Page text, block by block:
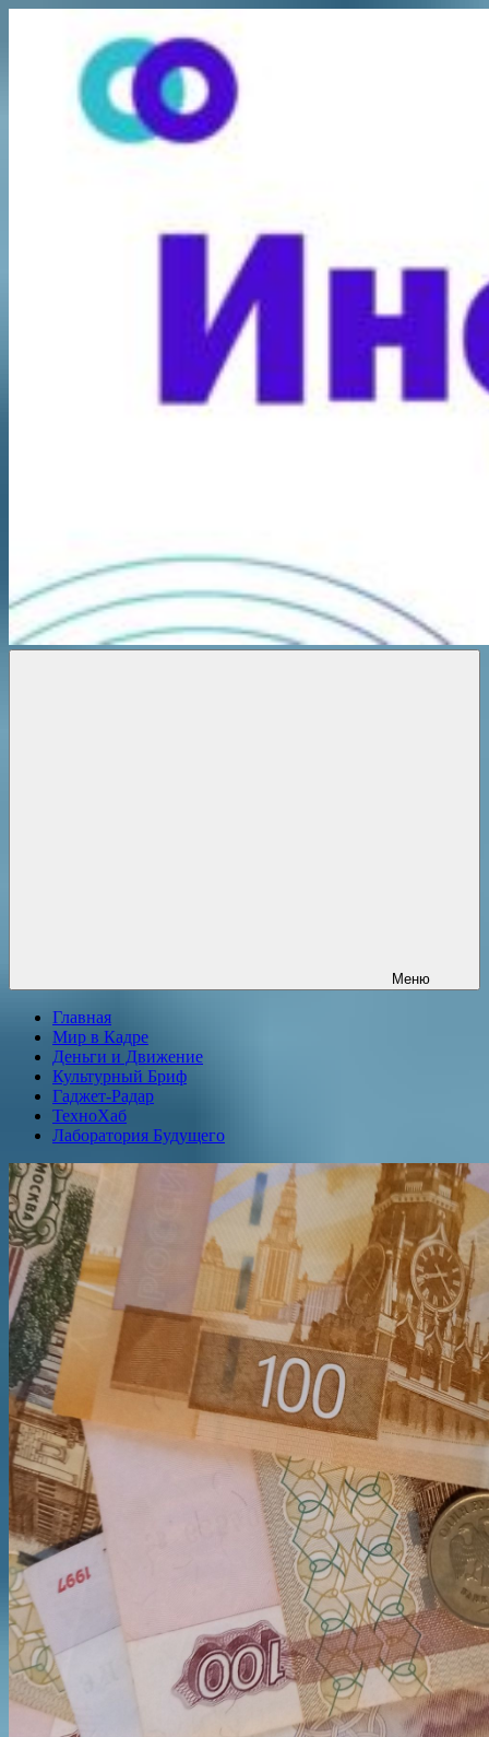
содержимому
Меню
Главная
Мир в Кадре
Деньги и Движение
Культурный Бриф
Гаджет-Радар
ТехноХаб
Лаборатория Будущего